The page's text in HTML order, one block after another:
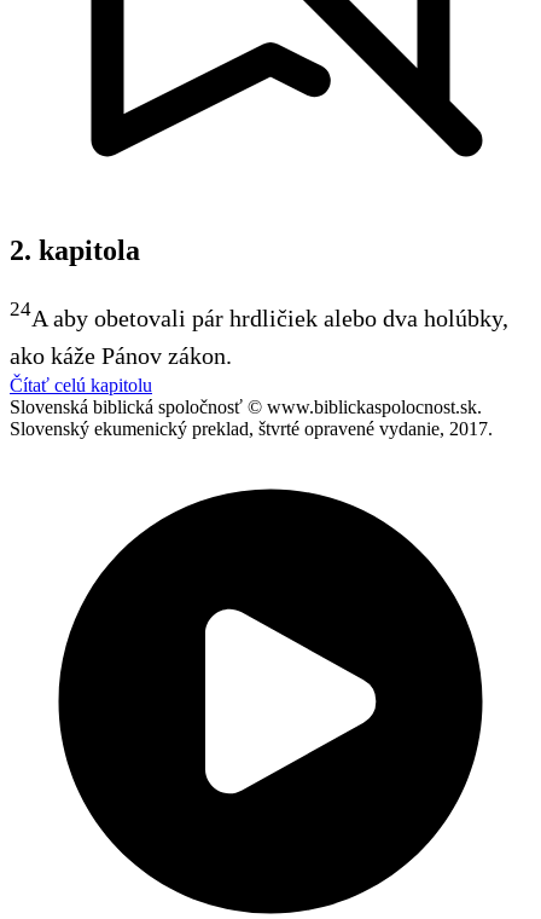
2. kapitola
24A aby obetovali pár hrdličiek alebo dva holúbky,
ako káže Pánov zákon.
Čítať celú kapitolu
Slovenská biblická spoločnosť © www.biblickaspolocnost.sk.
Slovenský ekumenický preklad, štvrté opravené vydanie, 2017.